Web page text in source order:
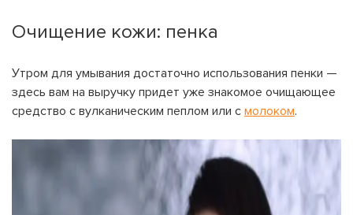
Очищение кожи: пенка
Утром для умывания достаточно использования пенки —
здесь вам на выручку придет уже знакомое очищающее
средство с вулканическим пеплом или с молоком.